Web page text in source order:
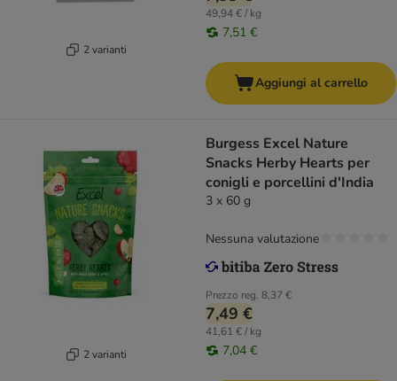
2 varianti
49,94 € / kg
7,51 €
Aggiungi al carrello
2 varianti
Burgess Excel Nature
Snacks Herby Hearts per
conigli e porcellini d'India
3 x 60 g
Prezzo reg. 8,37 €
7,49 €
41,61 € / kg
7,04 €
Nessuna valutazione